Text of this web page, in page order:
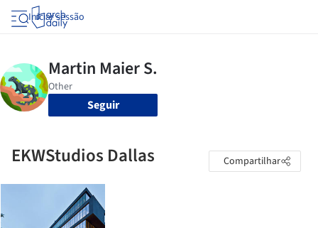
Iniciar sessão
Seguir
EKWStudios Dallas Compartilhar